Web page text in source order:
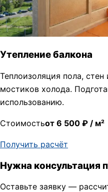
Утепление балкона
Теплоизоляция пола,
мостиков холода.
использованию.
Стоимостьот 6 500 ₽ / м²
Получить расчёт
Нужна консультация
Оставьте заявку —